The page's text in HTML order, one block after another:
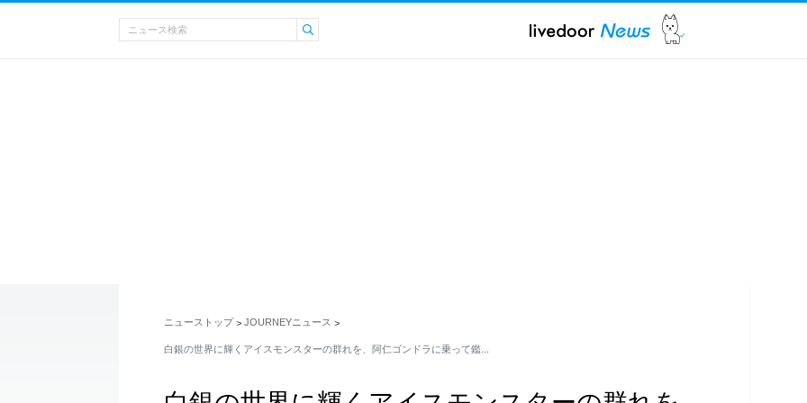
ニューストップ > JOURNEYニュース >
白銀の世界に輝くアイスモンスターの群れを、阿仁ゴンドラに乗って鑑…